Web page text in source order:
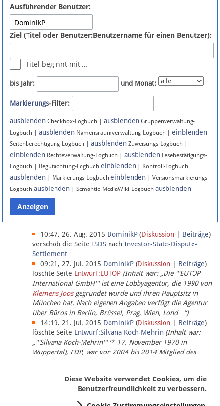
Fehler melden
Newsletter
Bluesky
Facebook
Instagram
Anmelden
Datenschutz
Über Lobbypedia
Impressum
Ausführender Benutzer:
Ziel (Titel oder Benutzer:Benutzername für einen Benutzer):
Titel beginnt mit …
bis Jahr: und Monat:
Markierungs-Filter:
ausblenden Checkbox-Logbuch | ausblenden Gruppenverwaltung-
Logbuch | ausblenden Namensraumverwaltung-Logbuch | einblenden
Seitenberechtigung-Logbuch | ausblenden Zuweisungs-Logbuch |
einblenden Rechteverwaltung-Logbuch | ausblenden Lesebestätigungs-
Logbuch | Begutachtung-Logbuch einblenden | Kontroll-Logbuch
ausblenden | Markierungs-Logbuch einblenden | Versionsmarkierungs-
Logbuch ausblenden | Semantic-MediaWiki-Logbuch ausblenden
10:47, 26. Aug. 2015 DominikP (Diskussion Beiträge)
verschob die Seite ISDS nach Investor-State-Dispute-
Settlement
09:21, 27. Jul. 2015 DominikP (Diskussion Beiträge)
löschte Seite Entwurf:EUTOP (Inhalt war: „Die '''EUTOP
International GmbH''' ist eine Lobbyagentur, die 1990 von
Klemens Joosgegründet wurde und ihren Hauptsitz in
München hat. Nach eigenen Angaben verfügt die Agentur
über Büros in Berlin, Brüssel, Prag, Wien, Lond…“)
14:19, 21. Jul. 2015 DominikP (Diskussion Beiträge)
löschte Seite Entwurf:Silvana Koch-Mehrin (Inhalt war:
„'''Silvana Koch-Mehrin''' (* 17. November 1970 in
Wuppertal), FDP, war von 2004 bis 2014 Mitglied des
Europäischen Parlaments, seit November 2014 ist sie für
Diese Website verwendet Cookies, um die
Benutzerfreundlichkeit zu verbessern.